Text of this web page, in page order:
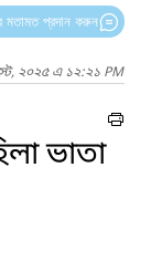
মতামত প্রদান করুন
২০২৫ এ ১২:২১ PM
ভাতা